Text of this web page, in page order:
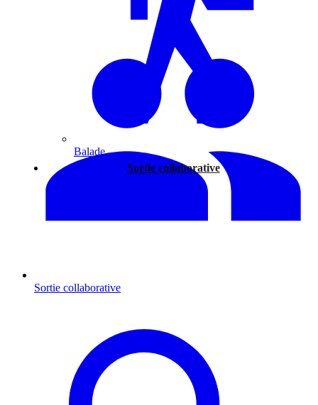
Balade
Sortie collaborative
Sortie collaborative